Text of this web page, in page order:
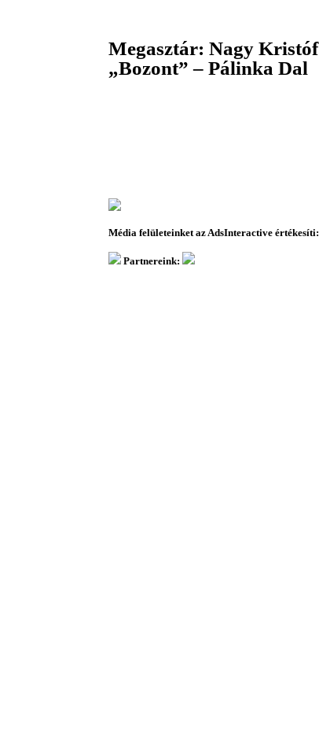
Megasztár: Nagy Kristóf
„Bozont” – Pálinka Dal
Média felületeinket az AdsInteractive értékesíti:
Partnereink: